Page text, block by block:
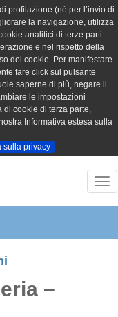
profilazione (né per l’invio di
la navigazione, utilizza
analitici di terze parti.
e nel rispetto della
dei cookie. Per manifestare
fare click sul pulsante
saperne di più, negare il
le impostazioni
di cookie di terza parte,
Informativa estesa sulla
sulla privacy
–